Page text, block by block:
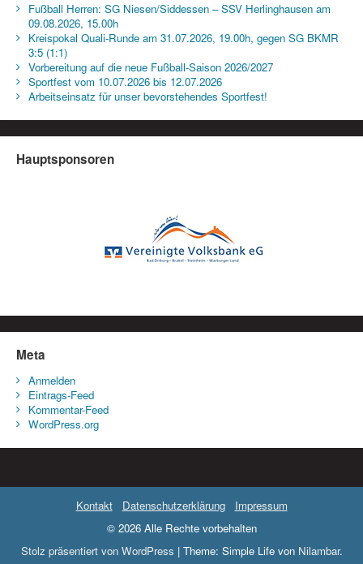
Fußball Herren: SG Niesen/Siddessen – SSV Herlinghausen am
09.08.2026, 15.00h
Kreispokal Quali-Runde am 31.07.2026, 19.00h, gegen SG BKMR
3:5 (1:1)
Vorbereitung auf die neue Fußball-Saison 2026/2027
Sportfest vom 10.07.2026 bis 12.07.2026
Arbeitseinsatz für unser bevorstehendes Sportfest!
Hauptsponsoren
Meta
Anmelden
Eintrags-Feed
Kommentar-Feed
WordPress.org
Kontakt Datenschutzerklärung
Impressum
© 2026 Alle Rechte vorbehalten
Stolz präsentiert von WordPress | Theme: Simple Life von Nilambar.